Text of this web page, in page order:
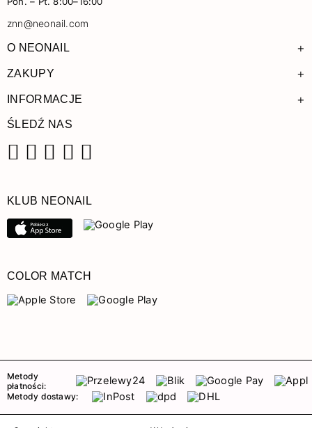
znn@neonail.com
O NEONAIL +
ZAKUPY +
INFORMACJE +
ŚLEDŹ NAS
KLUB NEONAIL
COLOR MATCH
Metody
płatności:
Metody dostawy: